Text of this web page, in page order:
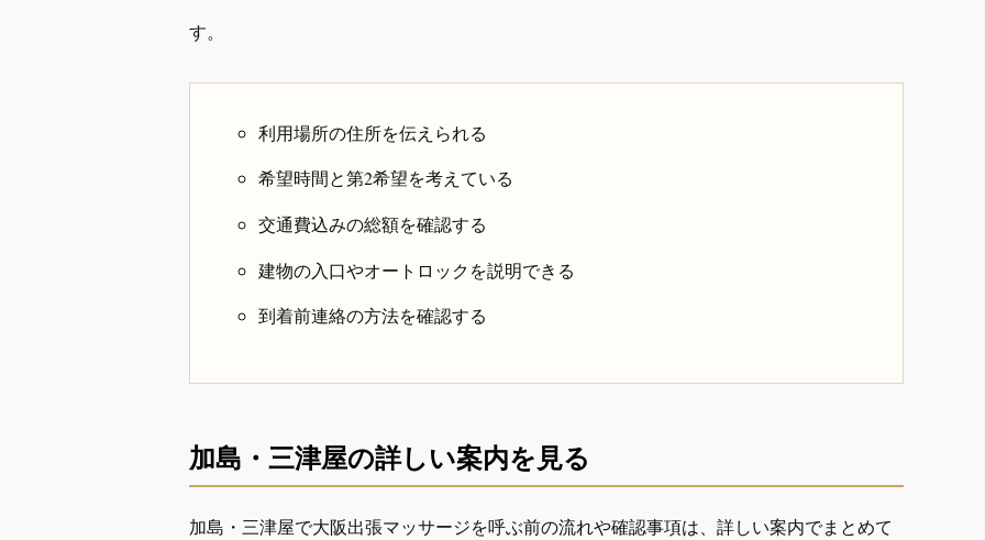
す。
利用場所の住所を伝えられる
希望時間と第2希望を考えている
交通費込みの総額を確認する
建物の入口やオートロックを説明できる
到着前連絡の方法を確認する
加島・三津屋の詳しい案内を見る
加島・三津屋で大阪出張マッサージを呼ぶ前の流れや確認事項は、詳しい案内でまとめて